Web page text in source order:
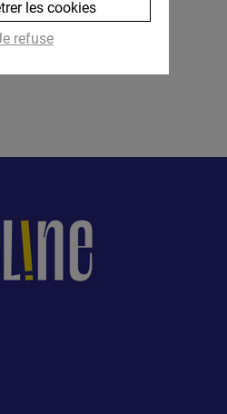
les cookies
refuse